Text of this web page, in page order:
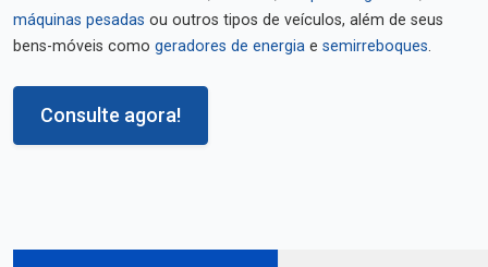
máquinas pesadas ou outros tipos de veículos, além de seus
bens-móveis como geradores de energia e semirreboques.
Consulte agora!